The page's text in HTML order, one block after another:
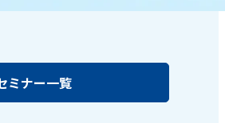
ミナー一覧